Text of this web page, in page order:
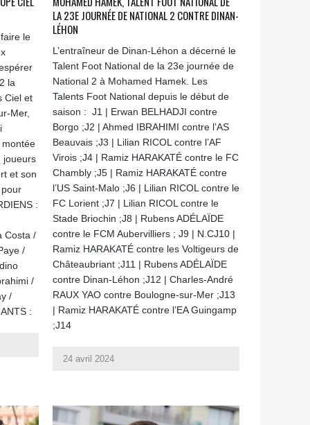
le
la
Ciel et
Mer,
joueurs
et son
:
Costa /
/
/
/
:
LA 23E JOURNÉE DE NATIONAL 2 CONTRE DINAN-
LÉHON
L’entraîneur de Dinan-Léhon a décerné le
Talent Foot National de la 23e journée de
National 2 à Mohamed Hamek. Les
Talents Foot National depuis le début de
saison : J1 | Erwan BELHADJI contre
Borgo ;J2 | Ahmed IBRAHIMI contre l’AS
Beauvais ;J3 | Lilian RICOL contre l’AF
Virois ;J4 | Ramiz HARAKATÉ contre le FC
Chambly ;J5 | Ramiz HARAKATÉ contre
l’US Saint-Malo ;J6 | Lilian RICOL contre le
FC Lorient ;J7 | Lilian RICOL contre le
Stade Briochin ;J8 | Rubens ADÉLAÏDE
contre le FCM Aubervilliers ; J9 | N.CJ10 |
Ramiz HARAKATÉ contre les Voltigeurs de
Châteaubriant ;J11 | Rubens ADÉLAÏDE
contre Dinan-Léhon ;J12 | Charles-André
RAUX YAO contre Boulogne-sur-Mer ;J13
| Ramiz HARAKATÉ contre l’EA Guingamp
;J14
24 avril 2024